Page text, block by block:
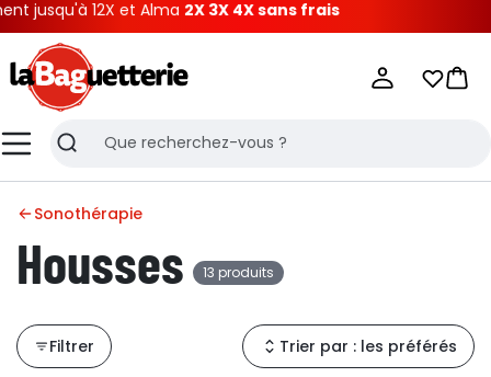
12X et Alma 2X 3X 4X sans frais
MenuRecherche
Mes
Sonothérapie
Housses 13 produits
Filtrer Trier par : les préférés